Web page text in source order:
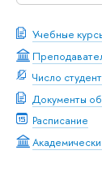
Учебные
Число
Документы
Расписание